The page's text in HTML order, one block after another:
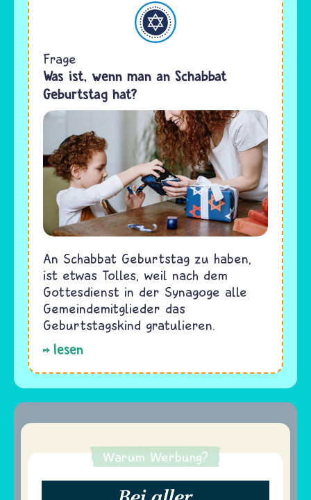
Judentum
Frage
Was ist, wenn man an Schabbat
Geburtstag hat?
An Schabbat Geburtstag zu haben,
ist etwas Tolles, weil nach dem
Gottesdienst in der Synagoge alle
Gemeindemitglieder das
Geburtstagskind gratulieren.
lesen
Warum Werbung?